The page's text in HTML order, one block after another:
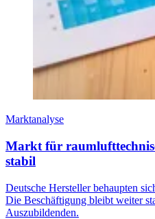
Marktanalyse
Markt für
stabil
Deutsche Hersteller behaupten
Die Beschäftigung bleibt weiter
Auszubildenden.